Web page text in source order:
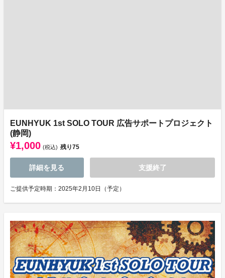
EUNHYUK 1st SOLO TOUR 広告サポートプロジェクト
(静岡)
¥1,000 (税込) 残り75
詳細を見る 支援終了
ご提供予定時期：2025年2月10日（予定）